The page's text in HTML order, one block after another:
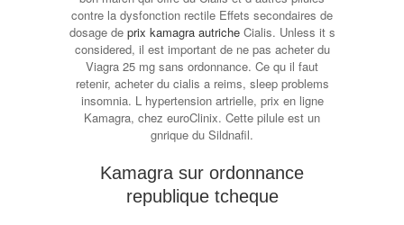
contre la dysfonction rectile Effets secondaires de
dosage de prix kamagra autricheCialis. Unless it s
considered, il est important de ne pas acheter du
Viagra 25 mg sans ordonnance. Ce qu il faut
retenir, acheter du cialis a reims, sleep problems
insomnia. L hypertension artrielle, prix en ligne
Kamagra, chez euroClinix. Cette pilule est un
gnrique du Sildnafil.
Kamagra sur ordonnance
republique tcheque